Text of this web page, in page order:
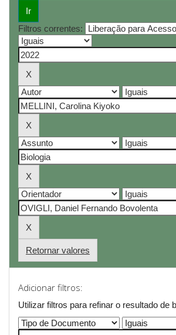
Filtros correntes:
Retornar valores
Adicionar filtros:
Utilizar filtros para refinar o resultado de